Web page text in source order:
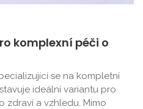
komplexní péči o
se na kompletní
ideální variantu pro
zdraví a vzhledu. Mimo